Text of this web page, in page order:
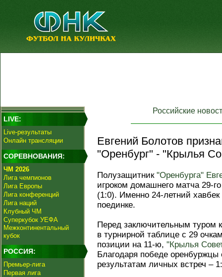
LIVE:
Live-результаты
Онлайн трансляции
СОРЕВНОВАНИЯ:
ЧМ 2026
Лига чемпионов
Лига Европы
Лига конференций
Лига наций
Клубный ЧМ
Суперкубок УЕФА
Межконтинентальный
кубок
РОССИЯ:
Премьер-лига
Первая лига
Российские
Евгений Болотов
"Оренбург" - "Крылья
Полузащитник "Оренбурга"
игроком домашнего матча 29-
(1:0). Именно 24-летний
поединке.
Перед заключительным туром
в турнирной таблице с 29
позиции на 11-ю, "Крылья
Благодаря победе
результатам личных встреч –